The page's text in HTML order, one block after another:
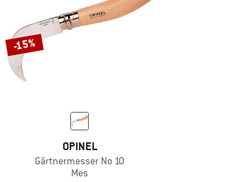
-15%
OPINEL
Gärtnermesser No 10
Mes